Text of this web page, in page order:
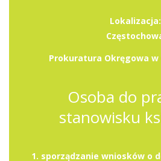
Lokalizacja:
Prokuratura Okręgowa w
Osoba do
stanowisku
1. sporządzanie wniosków o